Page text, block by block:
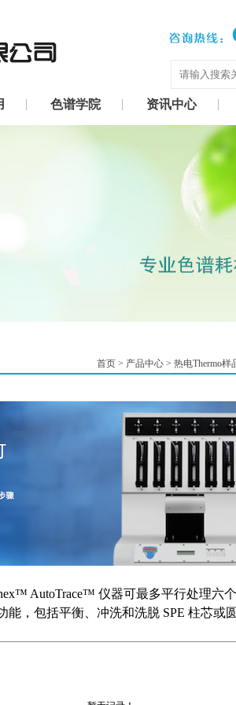
色谱学院 资讯中心
首页 > 产品中心 > 热电Thermo样
AutoTrace™ 仪器可最多平行处理六
，包括平衡、冲洗和洗脱 SPE 柱芯或圆